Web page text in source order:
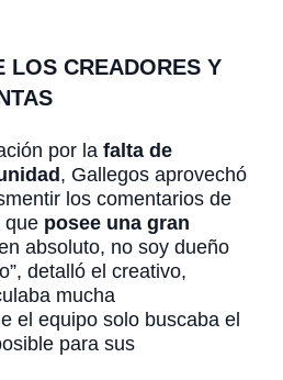
LOS CREADORES Y
por la falta de
, Gallegos aprovechó
los comentarios de
que posee una gran
absoluto, no soy dueño
detalló el creativo,
mucha
el equipo solo buscaba el
para sus